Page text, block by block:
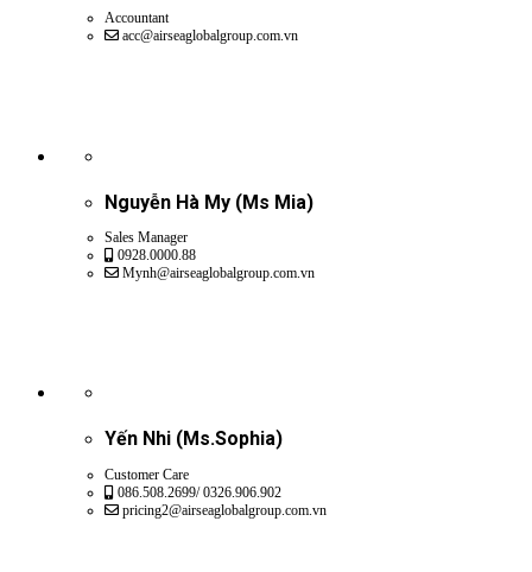
Accountant
acc@airseaglobalgroup.com.vn
Nguyễn Hà My (Ms Mia)
Sales Manager
0928.0000.88
Mynh@airseaglobalgroup.com.vn
Yến Nhi (Ms.Sophia)
Customer Care
086.508.2699/ 0326.906.902
pricing2@airseaglobalgroup.com.vn